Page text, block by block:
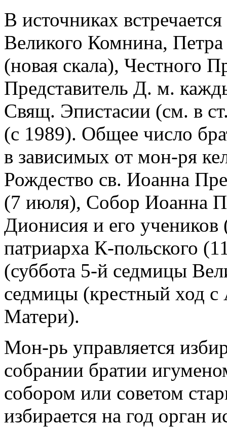
В источниках
Великого Комнина,
(новая скала), Честного
Представитель Д. м.
Свящ. Эпистасии (см. в
(с 1989). Общее число
в зависимых от мон-ря
Рождество св. Иоанна
(7 июля), Собор Иоанна
Дионисия и его
патриарха К-польского
(суббота 5-й седмицы
седмицы (крестный ход
Матери).
Мон-рь управляется
собрании братии
собором или советом
избирается на год орган